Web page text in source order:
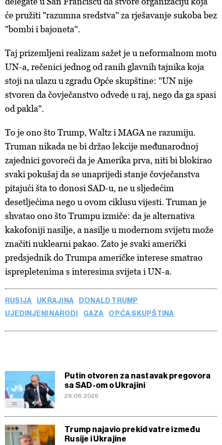
kojem trenutku povući bez negativnih posljedica.
će pružiti "razumna sredstva" za rješavanje sukoba bez
"bombi i bajoneta".
Taj prizemljeni realizam sažet je u neformalnom motu
UN-a, rečenici jednog od ranih glavnih tajnika koja
stoji na ulazu u zgradu Opće skupštine: "UN nije
stvoren da čovječanstvo odvede u raj, nego da ga spasi
od pakla".
To je ono što Trump, Waltz i MAGA ne razumiju.
Truman nikada ne bi držao lekcije međunarodnoj
zajednici govoreći da je Amerika prva, niti bi blokirao
svaki pokušaj da se unaprijedi stanje čovječanstva
pitajući šta to donosi SAD-u, ne u sljedećim
desetljećima nego u ovom ciklusu vijesti. Truman je
shvatao ono što Trumpu izmiče: da je alternativa
kakofoniji nasilje, a nasilje u modernom svijetu može
značiti nuklearni pakao. Zato je svaki američki
predsjednik do Trumpa američke interese smatrao
isprepletenima s interesima svijeta i UN-a.
RUSIJA UKRAJINA
DONALD TRUMP
UJEDINJENI NARODI
GAZA OPĆA SKUPŠTINA
Putin otvoren za nastavak pregovora
sa SAD-om o Ukrajini
29.06.2026
Trump najavio prekid vatre između
Rusije i Ukrajine